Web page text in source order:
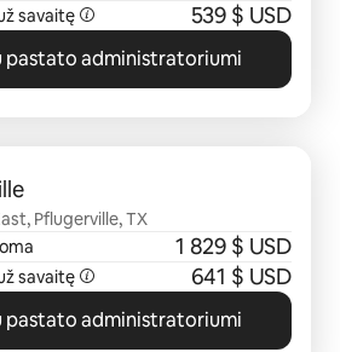
savaitę 539 $ USD
pastato administratoriumi
Pflugerville, TX
1 829 $ USD
savaitę 641 $ USD
pastato administratoriumi